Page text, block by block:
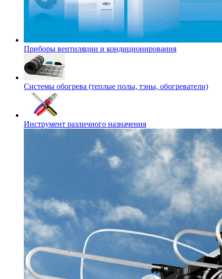
Приборы вентиляции и кондиционирования
Системы обогрева (теплые полы, тэны, обогреватели)
Инструмент различного назначения